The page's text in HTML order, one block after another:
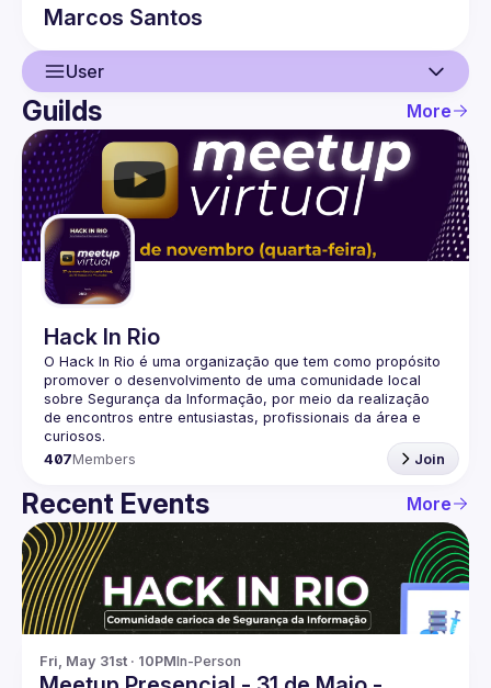
Marcos Santos
User
User
Events
Guilds
Guilds More
Hack In Rio
O Hack In Rio é uma organização que tem como propósito
promover o desenvolvimento de uma comunidade local
sobre Segurança da Informação, por meio da realização
de encontros entre entusiastas, profissionais da área e
407Members Join
Recent Events More
Fri, May 31st · 10PMIn-Person